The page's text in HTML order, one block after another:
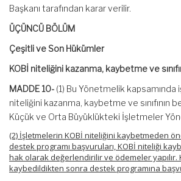
Başkanı tarafından karar verilir.
ÜÇÜNCÜ BÖLÜM
Çeşitli ve Son Hükümler
KOBİ niteliğini kazanma, kaybetme ve
MADDE 10- (1) Bu Yönetmelik kapsamında
niteliğini kazanma, kaybetme ve sınıfının
Küçük ve Orta Büyüklükteki İşletmeler
(2) İşletmelerin KOBİ niteliğini kaybetmeden
destek programı başvuruları, KOBİ niteliği
hak olarak değerlendirilir ve ödemeler yapılır.
kaybedildikten sonra destek programına